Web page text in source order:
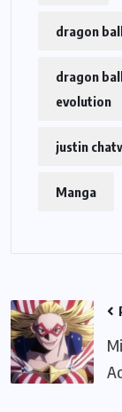
dragon ball
dragon ball
evolution
justin
Manga